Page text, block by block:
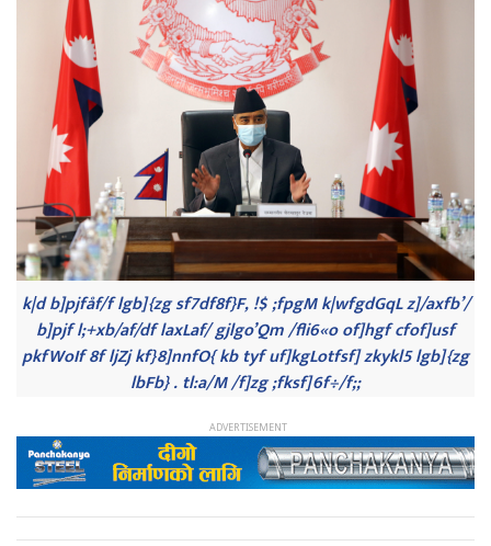
k|d b]pjfåf/f lgb]{zg sf7df8f}F, !$ ;fpgM k|wfgdGqL z]/axfb’/
b]pjf l;+xb/af/df laxLaf/ gjlgo’Qm /fli6«o of]hgf cfof]usf
pkfWoIf 8f ljZj kf}8]nnfO{ kb tyf uf]kgLotfsf] zkykl5 lgb]{zg
lbFb} . tl:a/M /f]zg ;fksf]6f÷/f;;